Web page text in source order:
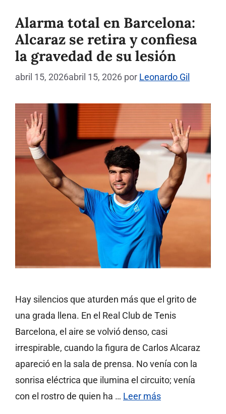
Alarma total en Barcelona:
Alcaraz se retira y confiesa
la gravedad de su lesión
abril 15, 2026abril 15, 2026 por Leonardo Gil
Hay silencios que aturden más que el grito de
una grada llena. En el Real Club de Tenis
Barcelona, el aire se volvió denso, casi
irrespirable, cuando la figura de Carlos Alcaraz
apareció en la sala de prensa. No venía con la
sonrisa eléctrica que ilumina el circuito; venía
con el rostro de quien ha … Leer más